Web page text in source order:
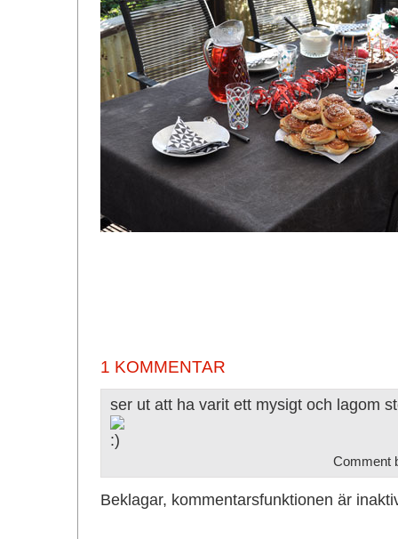
1 KOMMENTAR
ser ut att ha varit ett mysigt och lagom
Comment
Beklagar, kommentarsfunktionen är